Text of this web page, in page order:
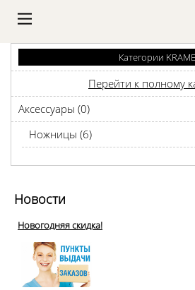
A
C
D
Категории
Перейти к полному
Аксессуары (0)
Ножницы (6)
Новости
Новогодняя скидка!